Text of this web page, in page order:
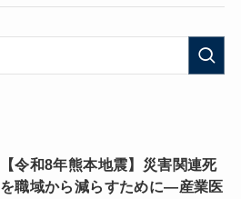
【令和8年熊本地震】災害関連死
を職域から減らすために―産業医